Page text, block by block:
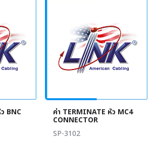
BNC ค่า TERMINATE หัว MC4
CONNECTOR
SP-3102